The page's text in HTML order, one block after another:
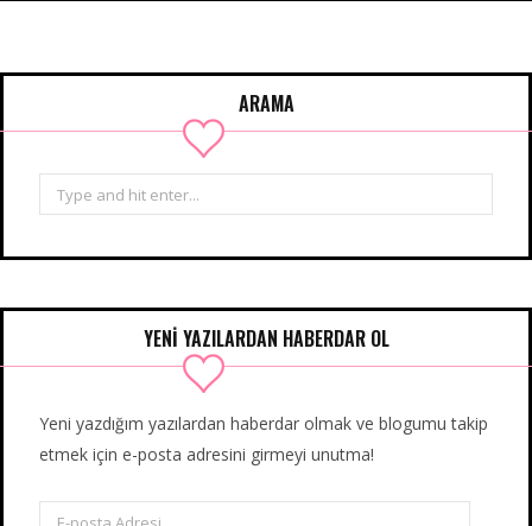
ARAMA
Search
for:
YENİ YAZILARDAN HABERDAR OL
Yeni yazdığım yazılardan haberdar olmak ve blogumu takip
etmek için e-posta adresini girmeyi unutma!